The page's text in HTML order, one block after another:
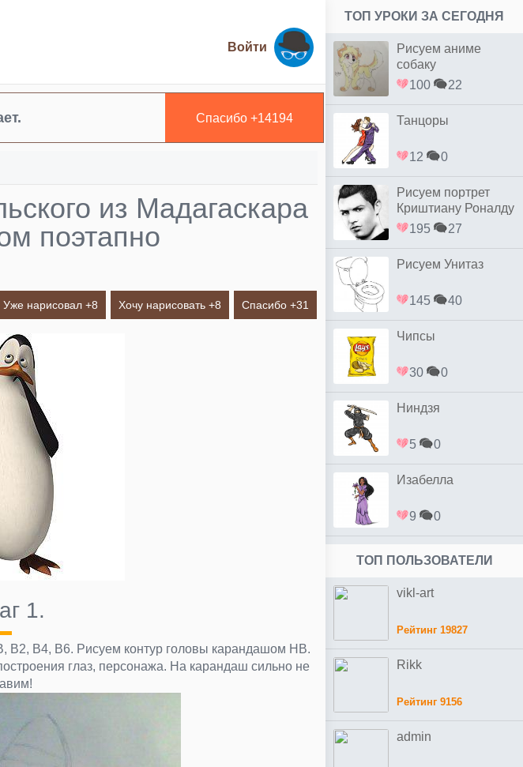
Войти
Спасибо +14194
из Мадагаскара
поэтапно
Уже нарисовал +8 Хочу нарисовать +8 Спасибо +31
1.
В2, В4, В6. Рисуем контур головы карандашом НВ.
глаз, персонажа. На карандаш сильно не
ТОП УРОКИ ЗА СЕГОДНЯ
Рисуем аниме
собаку
100
22
Танцоры
12 0
Рисуем портрет
Криштиану Роналду
простым
195 27
Рисуем Унитаз
145 40
Чипсы
30 0
Ниндзя
5 0
Изабелла
9 0
ТОП ПОЛЬЗОВАТЕЛИ
vikl-art
Рейтинг 19827
Rikk
Рейтинг 9156
admin